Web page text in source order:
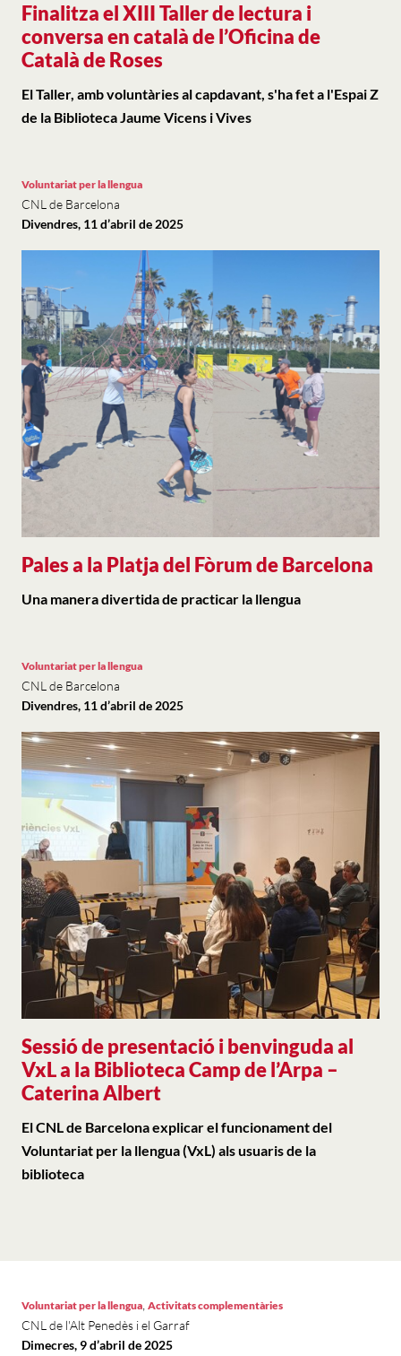
Finalitza el XIII Taller de lectura i
conversa en català de l’Oficina de
Català de Roses
El Taller, amb voluntàries al capdavant, s'ha fet a l'Espai Z
de la Biblioteca Jaume Vicens i Vives
Pales a la Platja del Fòrum de Barcelona
Voluntariat per la llengua
CNL de Barcelona
Divendres, 11 d’abril de 2025
Una manera divertida de practicar la llengua
Sessió de presentació i benvinguda al
VxL a la Biblioteca Camp de l’Arpa –
Caterina Albert
Voluntariat per la llengua
CNL de Barcelona
Divendres, 11 d’abril de 2025
El CNL de Barcelona explicar el funcionament del
Voluntariat per la llengua (VxL) als usuaris de la
biblioteca
Voluntariat per la llengua, Activitats complementàries
CNL de l'Alt Penedès i el Garraf
Dimecres, 9 d’abril de 2025